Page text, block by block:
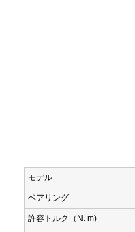
モデル
ベアリング
許容トルク（N. m)